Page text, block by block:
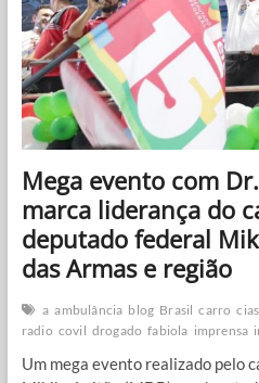
enfermagem
do
próximo
dia
21
Mega evento com
marca liderança do
deputado federal
das Armas e região
a ambulância blog Brasil carro cias
radio covil drogado fabiola imprensa
Um mega evento realizado pelo